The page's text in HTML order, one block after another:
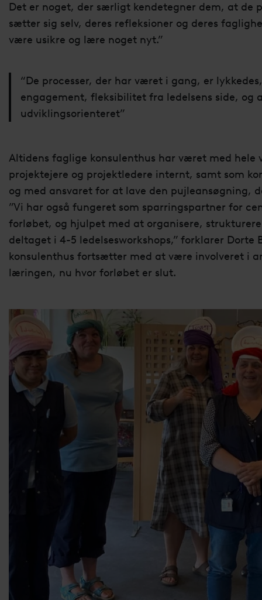
Det er noget, der særligt kendetegner dem, at de
sætter sig selv, deres refleksioner og deres
være usikre og lære noget nyt.”
“De processer, der har været i gang, er
engagement, fleksibilitet fra ledelsens side, og
udviklingsorienteret”
Altidens faglige konsulenthus har været med hele
projektejere og projektledere internt, samt som
og med ansvaret for at lave den pujleansøgning,
”Vi har også fungeret som sparringspartner for
forløbet, og hjulpet med at organisere,
deltaget i 4-5 ledelsesworkshops,” forklarer
konsulenthus fortsætter med at være involveret i
læringen, nu hvor forløbet er slut.